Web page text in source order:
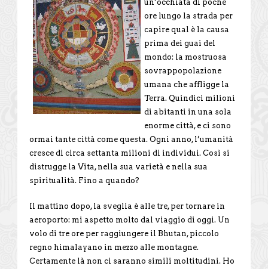
un’occhiata di poche
ore lungo la strada per
capire qual è la causa
prima dei guai del
mondo: la mostruosa
sovrappopolazione
umana che affligge la
Terra. Quindici milioni
di abitanti in una sola
enorme città, e ci sono
ormai tante città come questa. Ogni anno, l’umanità
cresce di circa settanta milioni di individui. Così si
distrugge la Vita, nella sua varietà e nella sua
spiritualità. Fino a quando?
Il mattino dopo, la sveglia è alle tre, per tornare in
aeroporto: mi aspetto molto dal viaggio di oggi. Un
volo di tre ore per raggiungere il Bhutan, piccolo
regno himalayano in mezzo alle montagne.
Certamente là non ci saranno simili moltitudini. Ho